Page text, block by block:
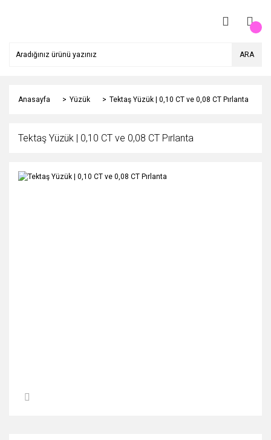
ARA
Anasayfa Yüzük Tektaş Yüzük | 0,10 CT ve 0,08 CT Pırlanta
Tektaş Yüzük | 0,10 CT ve 0,08 CT Pırlanta